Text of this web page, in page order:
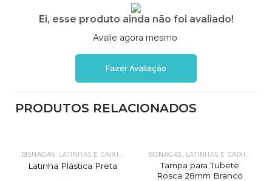
Ei, esse produto ainda não foi avaliado!
Avalie agora mesmo
Fazer Avaliação
PRODUTOS RELACIONADOS
BISNAGAS, LATINHAS E CAIXINHAS
Latinha Plástica Preta
BISNAGAS, LATINHAS E CAIXINHAS
Tampa para Tubete
Rosca 28mm Branco